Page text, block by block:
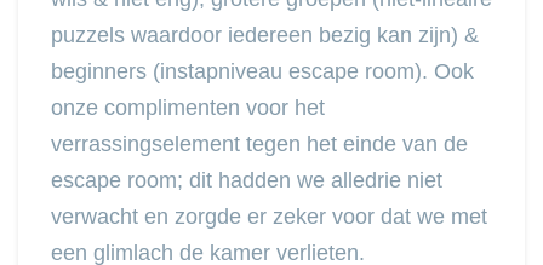
puzzels waardoor iedereen bezig kan zijn) &
beginners (instapniveau escape room). Ook
onze complimenten voor het
verrassingselement tegen het einde van de
escape room; dit hadden we alledrie niet
verwacht en zorgde er zeker voor dat we met
een glimlach de kamer verlieten.